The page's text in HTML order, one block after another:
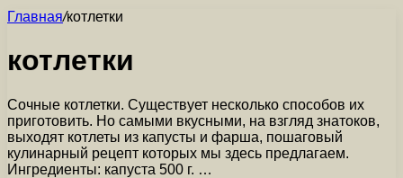
Главная/котлетки
котлетки
Сочные котлетки. Существует несколько способов их
приготовить. Но самыми вкусными, на взгляд знатоков,
выходят котлеты из капусты и фарша, пошаговый
кулинарный рецепт которых мы здесь предлагаем.
Ингредиенты: капуста 500 г. …